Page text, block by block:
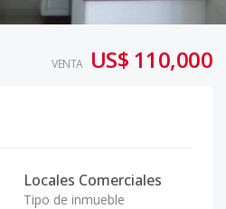
VENTA US$ 110,000
Locales Comerciales
Tipo de inmueble